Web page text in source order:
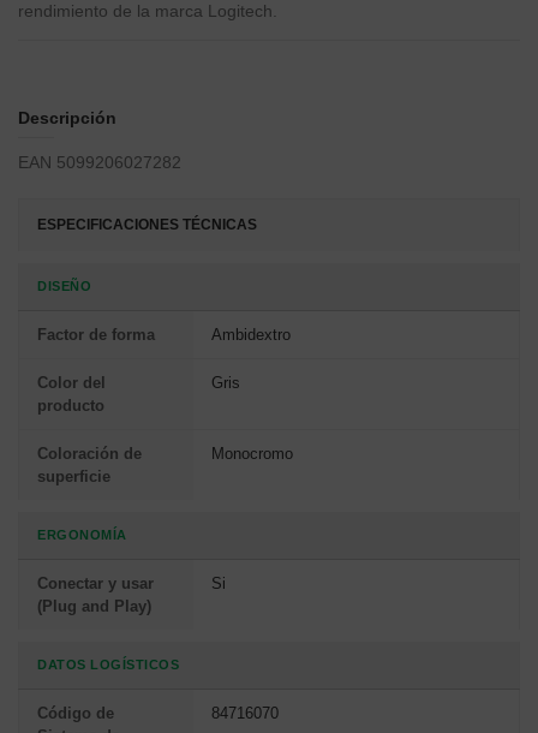
rendimiento de la marca Logitech.
Descripción
EAN 5099206027282
ESPECIFICACIONES TÉCNICAS
DISEÑO
Factor de forma Ambidextro
Color del
producto
Gris
Coloración de
superficie
Monocromo
ERGONOMÍA
Conectar y usar
(Plug and Play)
Si
DATOS LOGÍSTICOS
Código de
84716070